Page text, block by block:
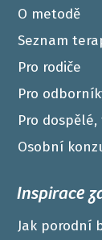
O metodě
Seznam
Pro rodiče
Pro
Pro
Osobní
Inspirace
Jak porodní